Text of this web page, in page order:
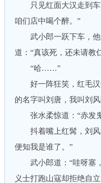
只见红面大汉走到车
咱们店中喝个醉。”
武小郎一跃下车，他
道：“真该死，还未请教
“哈……”
好一阵狂笑，红毛汉
的名字叫刘唐，我叫刘
张水柔惊道：“赤发鬼
抖着嘴上红髯，刘风
便知我是谁了。”
武小郎道：“哇呀塞
义士打跑山寇却拒绝自